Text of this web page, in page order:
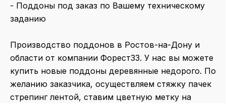
- Поддоны под заказ по Вашему техническому
заданию
Производство поддонов в Ростов-на-Дону и
области от компании Форест33. У нас вы можете
купить новые поддоны деревянные недорого. По
желанию заказчика, осуществляем стяжку пачек
стрепинг лентой, ставим цветную метку на